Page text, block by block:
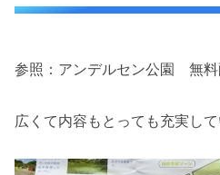
参照：アンデルセン公園 無料
広くて内容もとっても充実して